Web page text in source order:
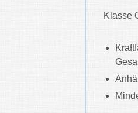
Klasse